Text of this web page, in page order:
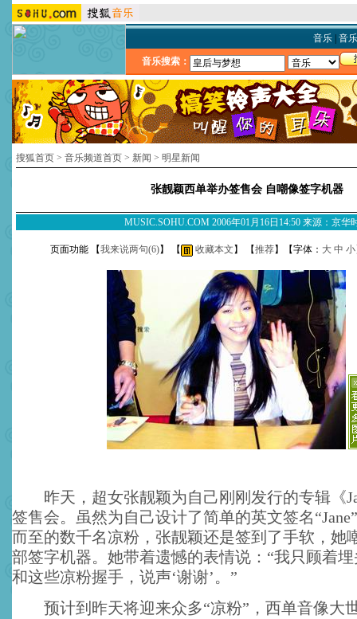
音乐| 音
音乐搜索：
搜狐首页 > 音乐频道首页 > 新闻 > 明星新闻
张靓颖西单举办签售会 自嘲像签字机器
MUSIC.SOHU.COM 2006年01月16日14:50 来源：京华
页面功能 【我来说两句(6)】 【 收藏本文 】 【推荐】【字体： 大 中 小
昨天，超女张靓颖为自己刚刚发行的专辑《
签售会。虽然为自己设计了简单的英文签名
而至的数千名凉粉，张靓颖还是签到了手软，她
部签字机器。她带着遗憾的表情说：“我只顾着
和这些凉粉握手，说声‘谢谢’。”
预计到昨天将迎来众多“凉粉”，西单音像大